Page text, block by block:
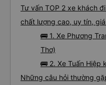
Tư vấn TOP 2 xe khách
chất lượng cao, uy tín,
🚌 1. Xe Phương
Thơ)
🚌 2. Xe Tuấn Hiệp
Những câu hỏi thường